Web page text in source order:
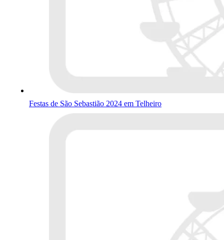
Festas de São Sebastião 2024 em Telheiro